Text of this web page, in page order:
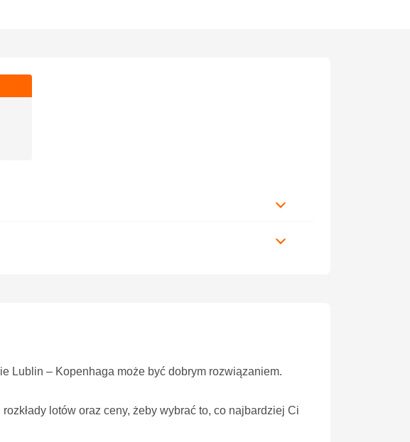
Lublin – Kopenhaga może być dobrym rozwiązaniem.
lotów oraz ceny, żeby wybrać to, co najbardziej Ci